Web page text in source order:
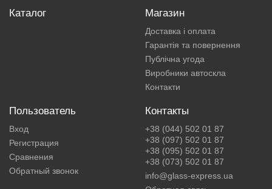
Каталог Магазин
Доставка і оплата
Гарантія та повернення
Публічна угода
Виробники автоскла
Контакти
Пользователь
Вход
Регистрация
Сравнения
Обратный звонок
Контакты
+38 (044) 502 01 87
+38 (097) 502 01 87
+38 (095) 502 01 87
+38 (073) 502 01 87
info@glass-express.ua